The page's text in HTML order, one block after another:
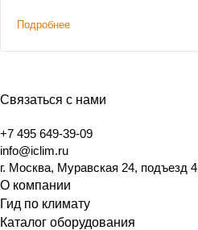
Ульяновске.
Подробнее
Связаться с нами
+7 495 649-39-09
info@iclim.ru
г. Москва, Муравская 24, подъезд 4
О компании
Гид по климату
Каталог оборудования